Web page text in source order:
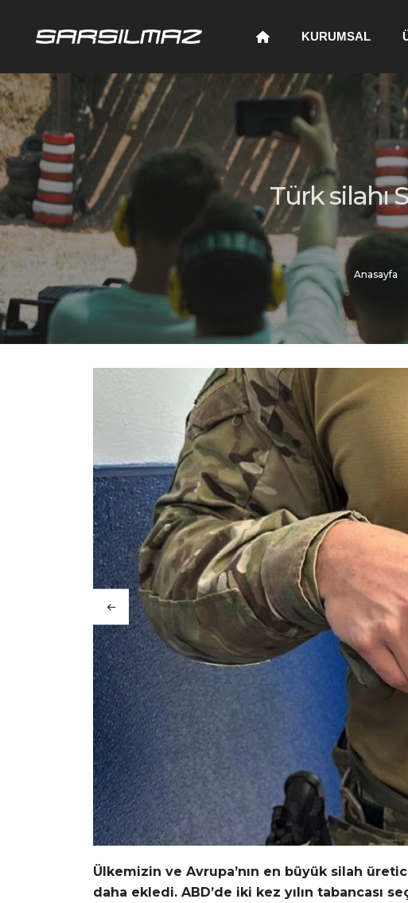
KURUMSAL
Türk silahı
Anasayfa
Ülkemizin ve Avrupa’nın en büyük silah
daha ekledi. ABD’de iki kez yılın tabancası